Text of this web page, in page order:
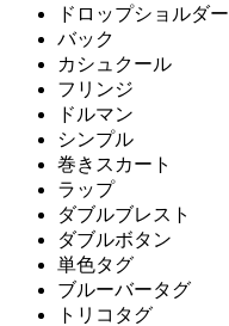
ドロップショルダー
バック
カシュクール
フリンジ
ドルマン
シンプル
巻きスカート
ラップ
ダブルブレスト
ダブルボタン
単色タグ
ブルーバータグ
トリコタグ